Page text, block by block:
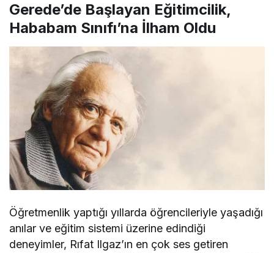
Gerede’de Başlayan Eğitimcilik,
Hababam Sınıfı’na İlham Oldu
Öğretmenlik yaptığı yıllarda öğrencileriyle yaşadığı
anılar ve eğitim sistemi üzerine edindiği
deneyimler, Rıfat Ilgaz’ın en çok ses getiren